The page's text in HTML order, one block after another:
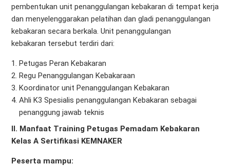
pembentukan unit penanggulangan kebakaran di tempat kerja
dan menyelenggarakan pelatihan dan gladi penanggulangan
kebakaran secara berkala. Unit penanggulangan
kebakaran tersebut terdiri dari:
Petugas Peran Kebakaran
Regu Penanggulangan Kebakaraan
Koordinator unit Penanggulangan Kebakaran
Ahli K3 Spesialis penanggulangan Kebakaran sebagai
penanggung jawab teknis
II. Manfaat Training Petugas Pemadam Kebakaran
Kelas A Sertifikasi KEMNAKER
Peserta mampu: